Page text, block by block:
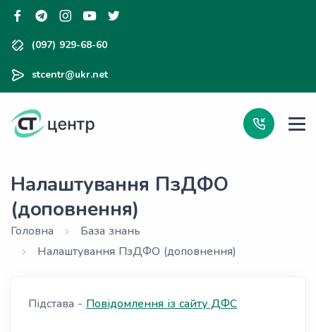
(097) 929-68-60
stcentr@ukr.net
Налаштування ПзДФО
(доповнення)
Головна
База знань
Налаштування ПзДФО (доповнення)
Підстава - Повідомлення із сайту ДФС